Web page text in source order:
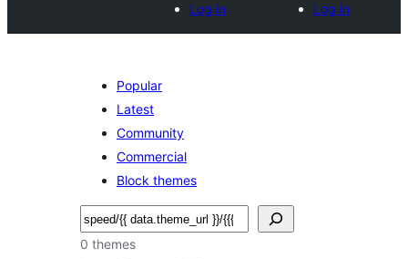
Log in
Log in
Popular
Latest
Community
Commercial
Block themes
Buscar
0 themes